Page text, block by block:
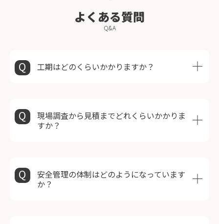
よくある質問
Q&A
工期はどのくらいかかりますか？
現場調査から見積までどれくらいかかりま
すか？
安全管理の体制はどのようになっています
か？